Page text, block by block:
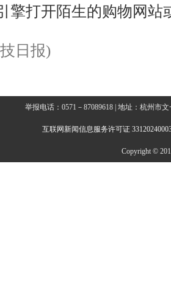
擎打开陌生的购物网站
日报)
举报电话：0571－87089618 | 地址：杭州市
互联网新闻信息服务许可证
Copyright ©